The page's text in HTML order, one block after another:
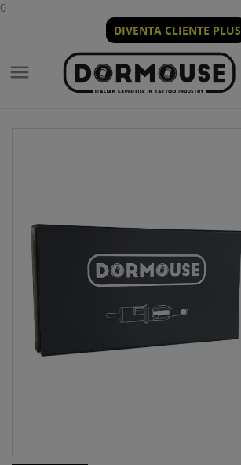
0
DIVENTA CLIENTE PLUS
